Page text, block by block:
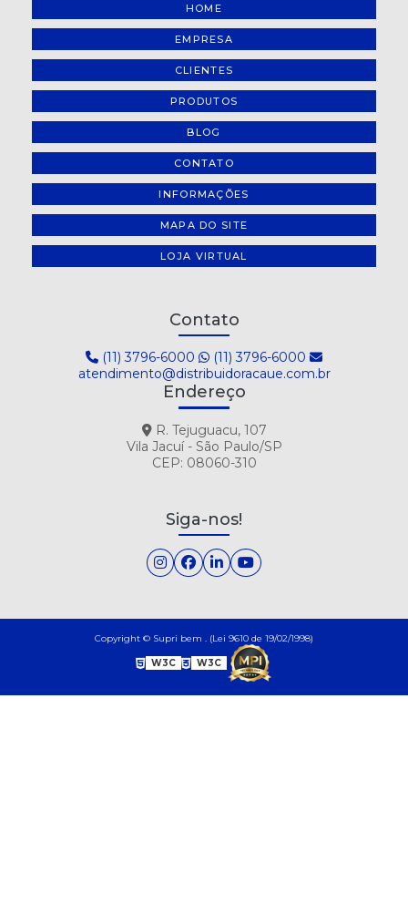
HOME
EMPRESA
CLIENTES
PRODUTOS
BLOG
CONTATO
INFORMAÇÕES
MAPA DO SITE
LOJA VIRTUAL
Contato
(11) 3796-6000
(11) 3796-6000
atendimento@distribuidoracaue.com.br
Endereço
R. Tejuguacu, 107
Vila Jacuí - São Paulo/SP
CEP: 08060-310
Siga-nos!
Copyright © Supri bem . (Lei 9610 de 19/02/1998)
W3C W3C